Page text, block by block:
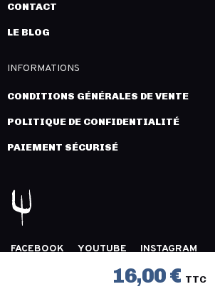
16,00 € TTC
CONTACT
LE BLOG
INFORMATIONS
CONDITIONS GÉNÉRALES DE VENTE
POLITIQUE DE CONFIDENTIALITÉ
PAIEMENT SÉCURISÉ
FACEBOOK YOUTUBE
INSTAGRAM
COPYRIGHT 2026 © LÉGION DISTRIBUTION -
- CRÉATION :INNLOG